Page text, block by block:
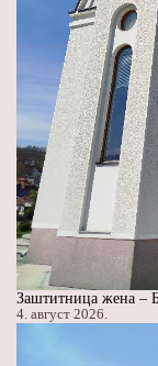
Заштитница жена –
4. август 2026.